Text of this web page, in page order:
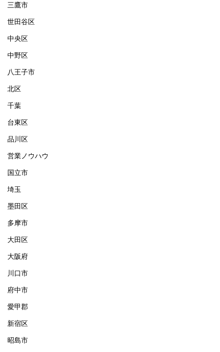
三鷹市
世田谷区
中央区
中野区
八王子市
北区
千葉
台東区
品川区
営業ノウハウ
国立市
埼玉
墨田区
多摩市
大田区
大阪府
川口市
府中市
愛甲郡
新宿区
昭島市